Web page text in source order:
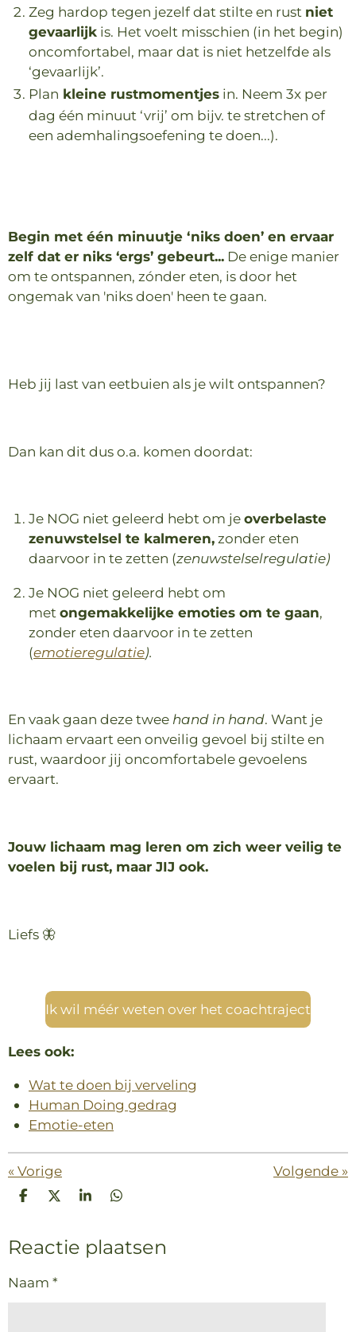
Zeg hardop tegen jezelf dat stilte en rust niet
gevaarlijk is. Het voelt misschien (in het begin)
oncomfortabel, maar dat is niet hetzelfde als
‘gevaarlijk’.
Plan kleine rustmomentjes in. Neem 3x per
dag één minuut ‘vrij’ om bijv. te stretchen of
een ademhalingsoefening te doen...).
Begin met één minuutje ‘niks doen’ en ervaar
zelf dat er niks ‘ergs’ gebeurt... De enige manier
om te ontspannen, zónder eten, is door het
ongemak van 'niks doen' heen te gaan.
Heb jij last van eetbuien als je wilt ontspannen?
Dan kan dit dus o.a. komen doordat:
Je NOG niet geleerd hebt om jeoverbelaste
zenuwstelsel te kalmeren,zonder eten
daarvoor in te zetten (zenuwstelselregulatie)
Je NOG niet geleerd hebt om
met ongemakkelijke emoties om te gaan,
zonder eten daarvoor in te zetten
(emotieregulatie).
En vaak gaan deze twee hand in hand. Want je
lichaam ervaart een onveilig gevoel bij stilte en
rust, waardoor jij oncomfortabele gevoelens
ervaart.
Jouw lichaam mag leren om zich weer veilig te
voelen bij rust, maar JIJ ook.
Liefs 🦋
Ik wil méér weten over het coachtraject
Lees ook:
Wat te doen bij verveling
Human Doing gedrag
Emotie-eten
«Vorige Volgende »
D
e
n
D
l
S
r
e
D
e
n
Reactie plaatsen
Naam *